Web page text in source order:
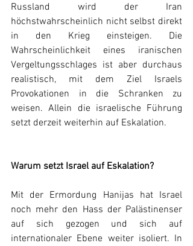
Russland wird der Iran
höchstwahrscheinlich nicht selbst direkt
in den Krieg einsteigen. Die
Wahrscheinlichkeit eines iranischen
Vergeltungsschlages ist aber durchaus
realistisch, mit dem Ziel Israels
Provokationen in die Schranken zu
weisen. Allein die israelische Führung
setzt derzeit weiterhin auf Eskalation.
Warum setzt Israel auf Eskalation?
Mit der Ermordung Hanijas hat Israel
noch mehr den Hass der Palästinenser
auf sich gezogen und sich auf
internationaler Ebene weiter isoliert. In